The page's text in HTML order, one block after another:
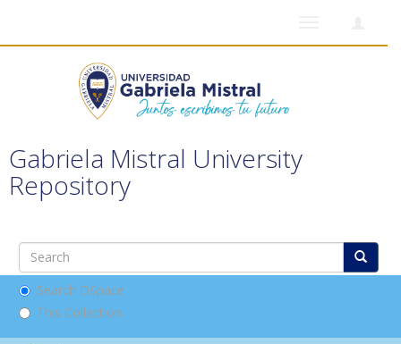
Gabriela Mistral University
Repository
Search DSpace
This Collection